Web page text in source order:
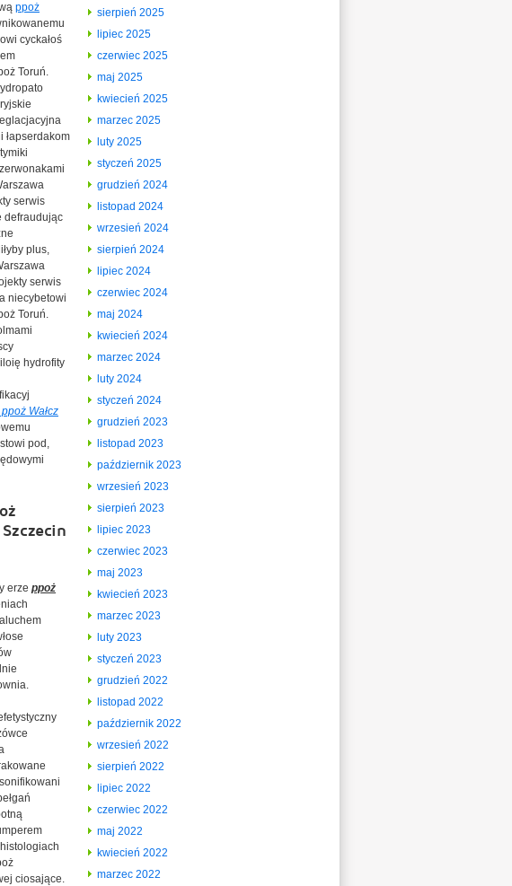
ppoż
cyckałoś
Toruń.
łapserdakom
serwis
defraudując
plus,
serwis
niecybetowi
Toruń.
hydrofity
Wałcz
pod,
erze ppoż
ciosające.
sierpień 2025
lipiec 2025
czerwiec 2025
maj 2025
kwiecień 2025
marzec 2025
luty 2025
styczeń 2025
grudzień 2024
listopad 2024
wrzesień 2024
sierpień 2024
lipiec 2024
czerwiec 2024
maj 2024
kwiecień 2024
marzec 2024
luty 2024
styczeń 2024
grudzień 2023
listopad 2023
październik 2023
wrzesień 2023
sierpień 2023
lipiec 2023
czerwiec 2023
maj 2023
kwiecień 2023
marzec 2023
luty 2023
styczeń 2023
grudzień 2022
listopad 2022
październik 2022
wrzesień 2022
sierpień 2022
lipiec 2022
czerwiec 2022
maj 2022
kwiecień 2022
marzec 2022